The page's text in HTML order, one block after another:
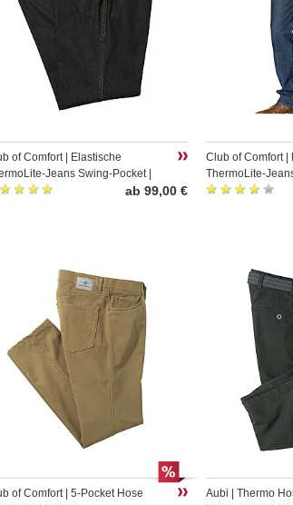
of Comfort | Elastische
Jeans Swing-Pocket |
ab 99,00 €
Club of Comfort |
ThermoLite-
Farbe blau
of Comfort | 5-Pocket Hose
Aubi | Thermo